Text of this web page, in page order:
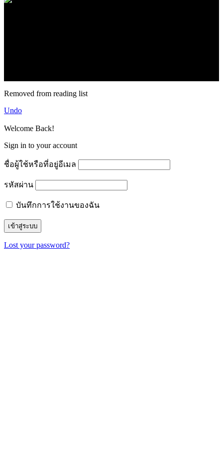
Removed from reading list
Undo
Welcome Back!
Sign in to your account
ชื่อผู้ใช้หรือที่อยู่อีเมล
รหัสผ่าน
บันทึกการใช้งานของฉัน
Lost your password?